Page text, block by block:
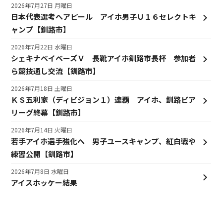
日本代表選考へアピール アイホ男子Ｕ１６セレクトキ
ャンプ【釧路市】
2026年7月27日 月曜日
シェキナベイベーズＶ 長靴アイホ釧路市長杯 参加者
ら競技通し交流【釧路市】
2026年7月22日 水曜日
ＫＳ五利家（ディビジョン１）連覇 アイホ、釧路ビア
リーグ終幕【釧路市】
2026年7月18日 土曜日
若手アイホ選手強化へ 男子ユースキャンプ、紅白戦や
練習公開【釧路市】
2026年7月14日 火曜日
アイスホッケー結果
2026年7月8日 水曜日